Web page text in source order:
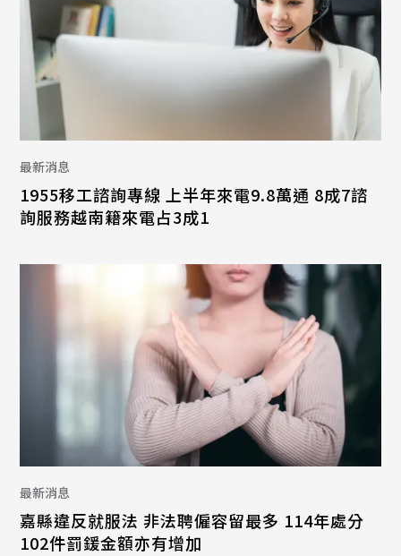
最新消息
1955移工諮詢專線 上半年來電9.8萬通 8成7諮
詢服務越南籍來電占3成1
最新消息
嘉縣違反就服法 非法聘僱容留最多 114年處分
102件罰鍰金額亦有增加